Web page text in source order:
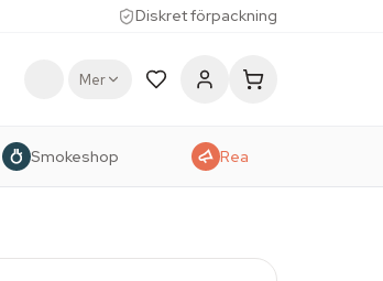
Diskret förpackning
Mer
Smokeshop Rea